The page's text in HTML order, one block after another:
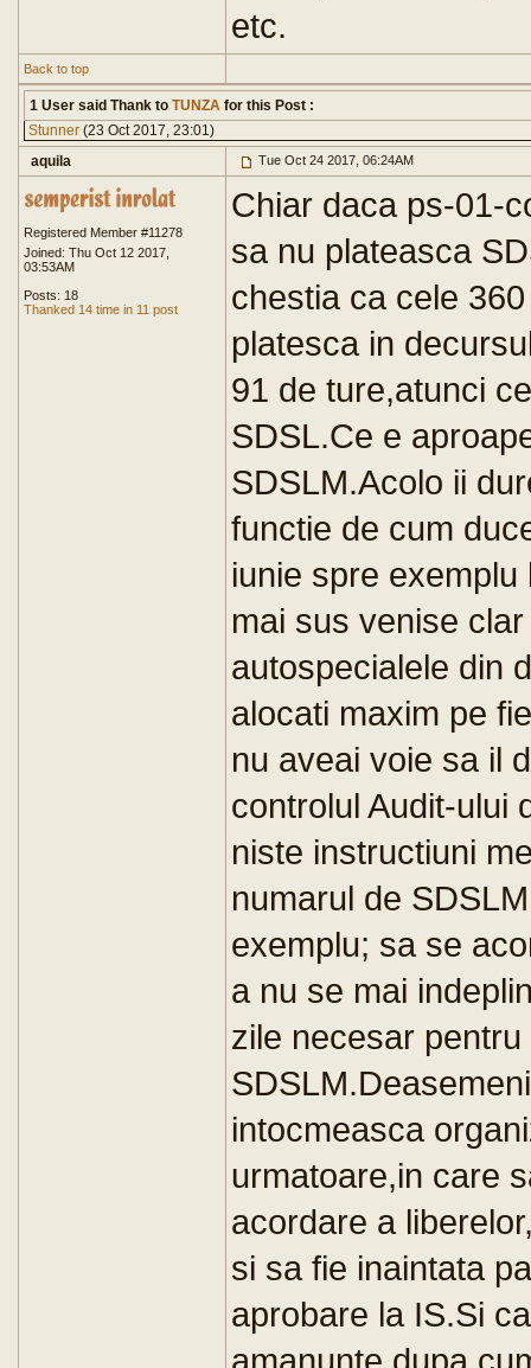
etc.
Back to top
1 User said Thank to TUNZA for this Post :
Stunner (23 Oct 2017, 23:01)
aquila
Tue Oct 24 2017, 06:24AM
Registered Member #11278
Joined: Thu Oct 12 2017,
03:53AM
Posts: 18
Thanked 14 time in 11 post
Chiar daca ps-01-
sa nu plateasca
chestia ca cele
platesca in
91 de ture,atunci
SDSL.Ce e
SDSLM.Acolo ii
functie de cum
iunie spre
mai sus venise
autospecialele din
alocati maxim pe
nu aveai voie sa il
controlul Audit-ului
niste instructiuni
numarul de
exemplu; sa se
a nu se mai
zile necesar
intocmeasca
urmatoare,in care
acordare a
si sa fie inaintata
aprobare la IS.Si